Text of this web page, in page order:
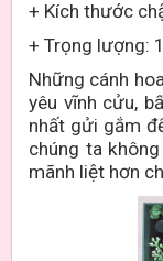
+ Kích thước
+ Trọng lượng:
Những cánh
yêu vĩnh cửu,
nhất gửi gắm
chúng ta
mãnh liệt hơn